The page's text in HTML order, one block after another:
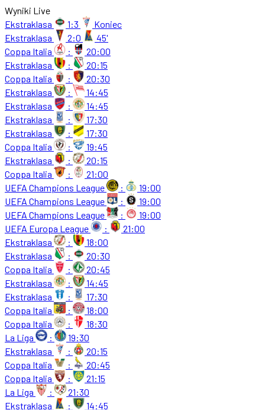
Wyniki Live
Ekstraklasa
1:3
Koniec
Ekstraklasa
2:0
45'
Coppa Italia
:
20:00
Ekstraklasa
:
20:15
Coppa Italia
:
20:30
Ekstraklasa
:
14:45
Ekstraklasa
:
14:45
Ekstraklasa
:
17:30
Ekstraklasa
:
17:30
Coppa Italia
:
19:45
Ekstraklasa
:
20:15
Coppa Italia
:
21:00
UEFA Champions League
:
19:00
UEFA Champions League
:
19:00
UEFA Champions League
:
19:00
UEFA Europa League
:
21:00
Ekstraklasa
:
18:00
Ekstraklasa
:
20:30
Coppa Italia
:
20:45
Ekstraklasa
:
14:45
Ekstraklasa
:
17:30
Coppa Italia
:
18:00
Coppa Italia
:
18:30
La Liga
:
19:30
Ekstraklasa
:
20:15
Coppa Italia
:
20:45
Coppa Italia
:
21:15
La Liga
:
21:30
Ekstraklasa
:
14:45